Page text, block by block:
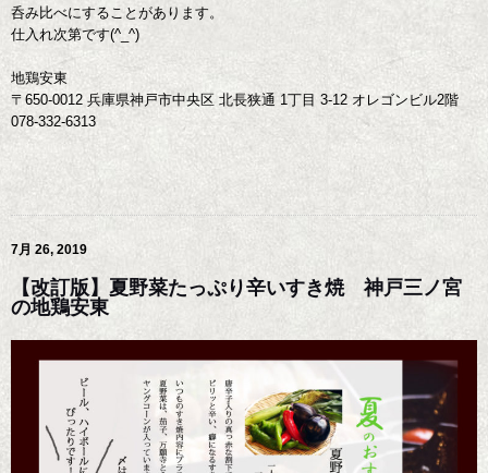
呑み比べにすることがあります。
仕入れ次第です(^_^)
地鶏安東
〒650-0012 兵庫県神戸市中央区 北長狭通 1丁目 3-12 オレゴンビル2階
078-332-6313
7月 26, 2019
【改訂版】夏野菜たっぷり辛いすき焼 神戸三ノ宮
の地鶏安東